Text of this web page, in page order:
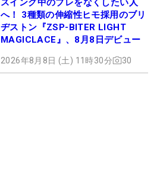
スイング中のブレをなくしたい人
へ！ 3種類の伸縮性ヒモ採用のブリ
ヂストン『ZSP-BITER LIGHT
MAGICLACE』、8月8日デビュー
2026年8月8日 (土) 11時30分 30